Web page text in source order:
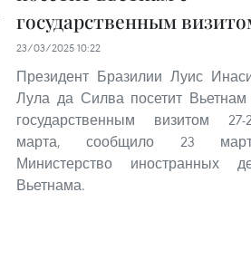
государственным
23/03/2025 10:22
Президент Бразилии Луис
Лула да Силва посетит
государственным визитом 27-
марта, сообщило 23
Министерство иностранных
Вьетнама.